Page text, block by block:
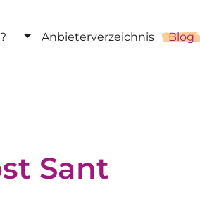
Anbieterverzeichnis Blog
Sant